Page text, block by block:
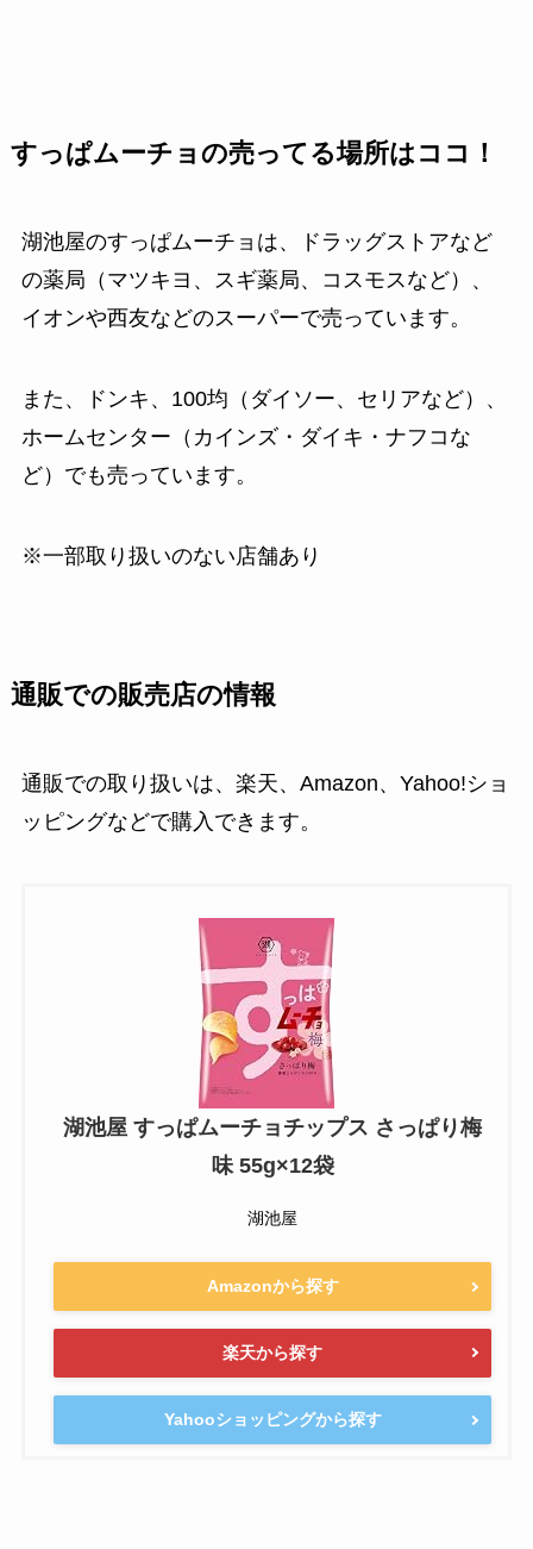
すっぱムーチョの売ってる場所はココ！
湖池屋のすっぱムーチョは、ドラッグストアなど
の薬局（マツキヨ、スギ薬局、コスモスなど）、
イオンや西友などのスーパーで売っています。
また、ドンキ、100均（ダイソー、セリアなど）、
ホームセンター（カインズ・ダイキ・ナフコな
ど）でも売っています。
※一部取り扱いのない店舗あり
通販での販売店の情報
通販での取り扱いは、楽天、Amazon、Yahoo!ショ
ッピングなどで購入できます。
湖池屋 すっぱムーチョチップス さっぱり梅
味 55g×12袋
湖池屋
Amazonから探す
楽天から探す
Yahooショッピングから探す